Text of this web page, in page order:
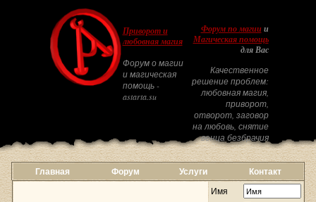
Приворот и
любовная магия
Форум о магии
и магическая
помощь -
astarta.su
Форум по магиии
Магическая помощь
для Вас
Качественное
решение проблем:
любовная магия,
приворот,
отворот, заговор
на любовь, снятие
венца безбрачия
Главная Форум Услуги Контакт
Имя